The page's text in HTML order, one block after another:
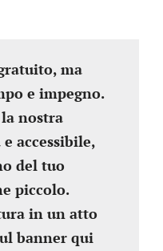
ma
e impegno.
nostra
accessibile,
del tuo
piccolo.
in un atto
banner qui